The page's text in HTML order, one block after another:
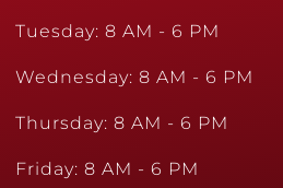
Tuesday: 8 AM - 6 PM
Wednesday: 8 AM - 6 PM
Thursday: 8 AM - 6 PM
Friday: 8 AM - 6 PM